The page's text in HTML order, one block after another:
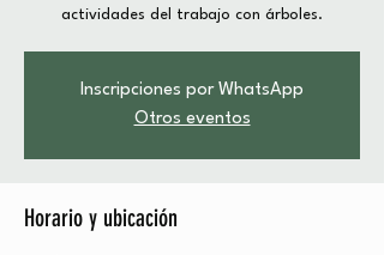
actividades del trabajo con árboles.
Inscripciones por WhatsApp
Otros eventos
Horario y ubicación